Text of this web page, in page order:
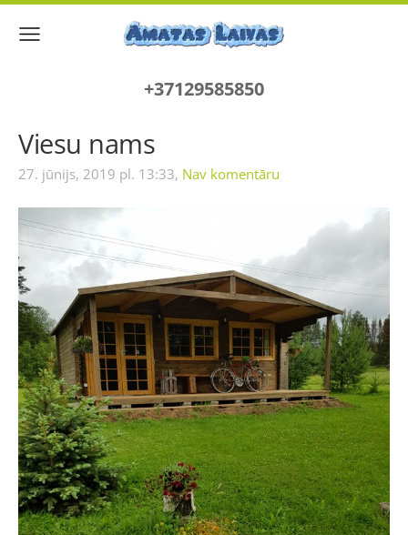
+37129585850
Viesu nams
27. jūnijs, 2019 pl. 13:33, Nav komentāru